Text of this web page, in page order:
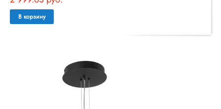
В корзину